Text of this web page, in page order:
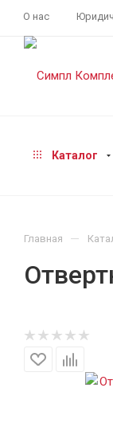
О нас
Каталог
Главная —